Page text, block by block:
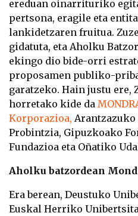
ereduan oinarrituriko
pertsona, eragile eta
lankidetzaren fruitua.
gidatuta, eta Aholku
ekingo dio bide-orri
proposamen publiko-
garatzeko. Hain justu ere,
horretako kide da
Korporazioa,
Probintzia, Gipuzkoako
Fundazioa eta Oñatiko
Aholku batzordean
Era berean, Deustuko
Euskal Herriko